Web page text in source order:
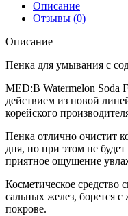
Описание
Отзывы (0)
Описание
Пенка для умывания с
MED:B Watermelon Soda
действием из новой
корейского
Пенка отлично очистит
дня, но при этом не
приятное ощущение
Косметическое средство
сальных желез, борется
покрове.